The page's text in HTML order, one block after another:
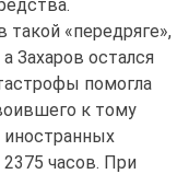
«передряге»,
Захаров остался
помогла
к тому
часов. При